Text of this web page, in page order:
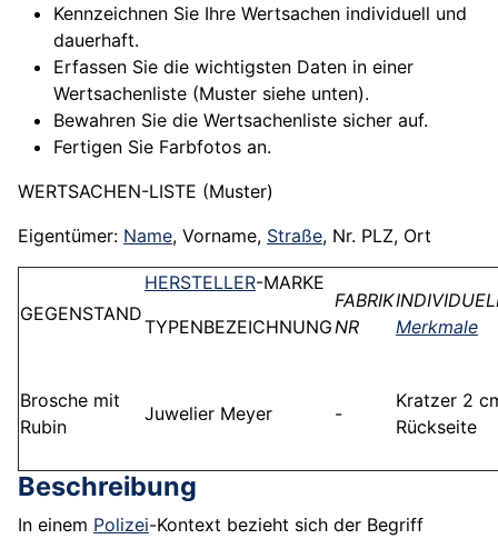
Kennzeichnen Sie Ihre Wertsachen individuell und
dauerhaft.
Erfassen Sie die wichtigsten Daten in einer
Wertsachenliste (Muster siehe unten).
Bewahren Sie die Wertsachenliste sicher auf.
Fertigen Sie Farbfotos an.
WERTSACHEN-LISTE (Muster)
Eigentümer: Name, Vorname, Straße, Nr. PLZ, Ort
GEGENSTAND
HERSTELLER-MARKE
TYPENBEZEICHNUNG
FABRIK
NR
Merkmale
Brosche mit
Rubin
Juwelier Meyer -
Kratzer 2
Rückseite
Beschreibung
In einem Polizei-Kontext bezieht sich der Begriff